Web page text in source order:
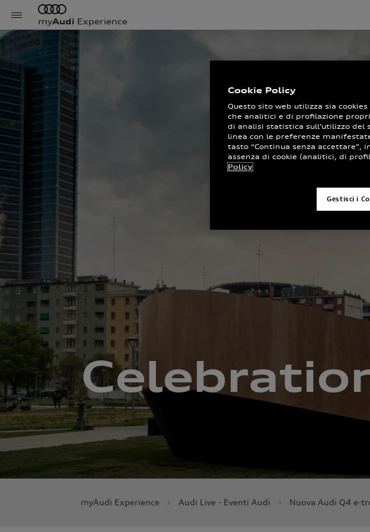
myAudi Experience
myAudi Experience Audi Live - Eventi Audi Nuova Audi Q4 e-
Cookie Policy
Questo sito web utilizza sia
che analitici e di profilazione
di analisi statistica sull’utilizzo
linea con le preferenze
tasto “Continua senza accettare”,
assenza di cookie (analitici, di
Policy
Gestisci i